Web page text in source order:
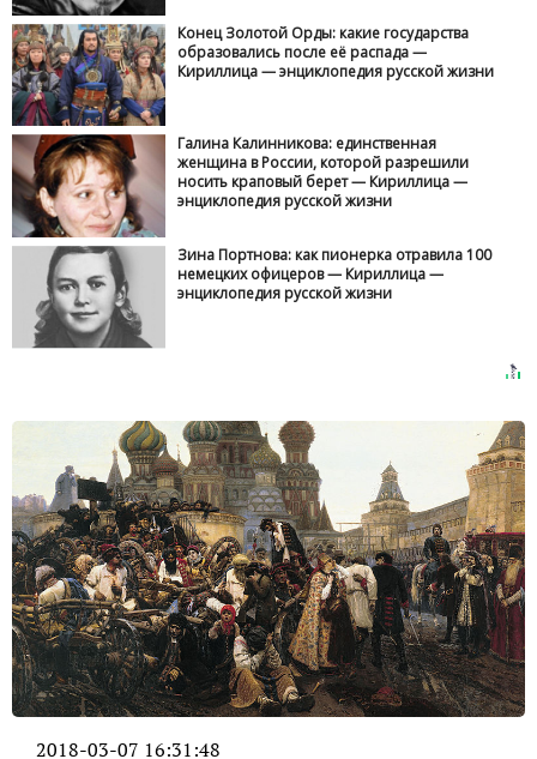
Конец Золотой Орды: какие государства
образовались после её распада —
Кириллица — энциклопедия русской жизни
Галина Калинникова: единственная
женщина в России, которой разрешили
носить краповый берет — Кириллица —
энциклопедия русской жизни
Зина Портнова: как пионерка отравила 100
немецких офицеров — Кириллица —
энциклопедия русской жизни
2018-03-07 16:31:48